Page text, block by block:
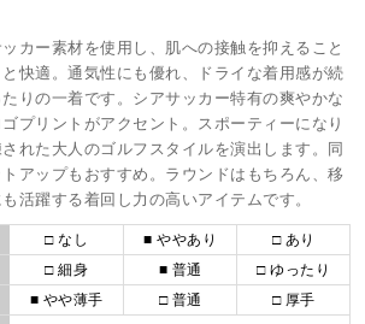
カー素材を使用し、肌への接触を抑えること
快適。通気性にも優れ、ドライな着用感が続
りの一着です。シアサッカー特有の爽やかな
プリントがアクセント。スポーティーになり
れた大人のゴルフスタイルを演出します。同
アップもおすすめ。ラウンドはもちろん、移
活躍する着回し力の高いアイテムです。
□ なし ■ ややあり
□ あり
□ 細身 ■ 普通
□ ゆったり
■ やや薄手 □ 普通
□ 厚手